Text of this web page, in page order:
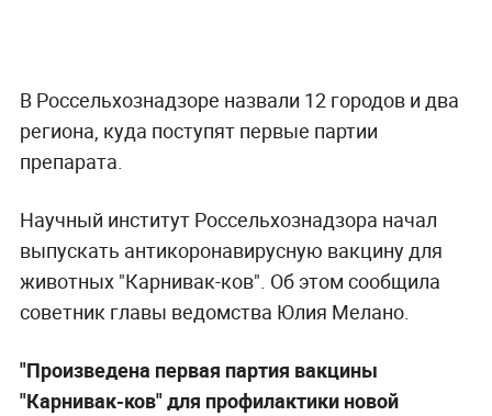
В Россельхознадзоре назвали 12 городов и два
региона, куда поступят первые партии
препарата.
Научный институт Россельхознадзора начал
выпускать антикоронавирусную вакцину для
животных "Карнивак-ков". Об этом сообщила
советник главы ведомства Юлия Мелано.
"Произведена первая партия вакцины
"Карнивак-ков" для профилактики новой